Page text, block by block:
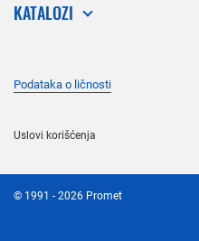
KATALOZI
Podataka o ličnosti
Uslovi korišćenja
© 1991 - 2026 Promet